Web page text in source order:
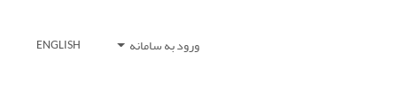
ورود به سامانه ENGLISH